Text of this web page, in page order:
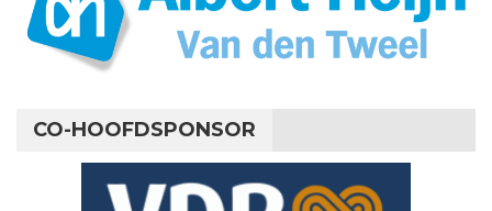
CO-HOOFDSPONSOR